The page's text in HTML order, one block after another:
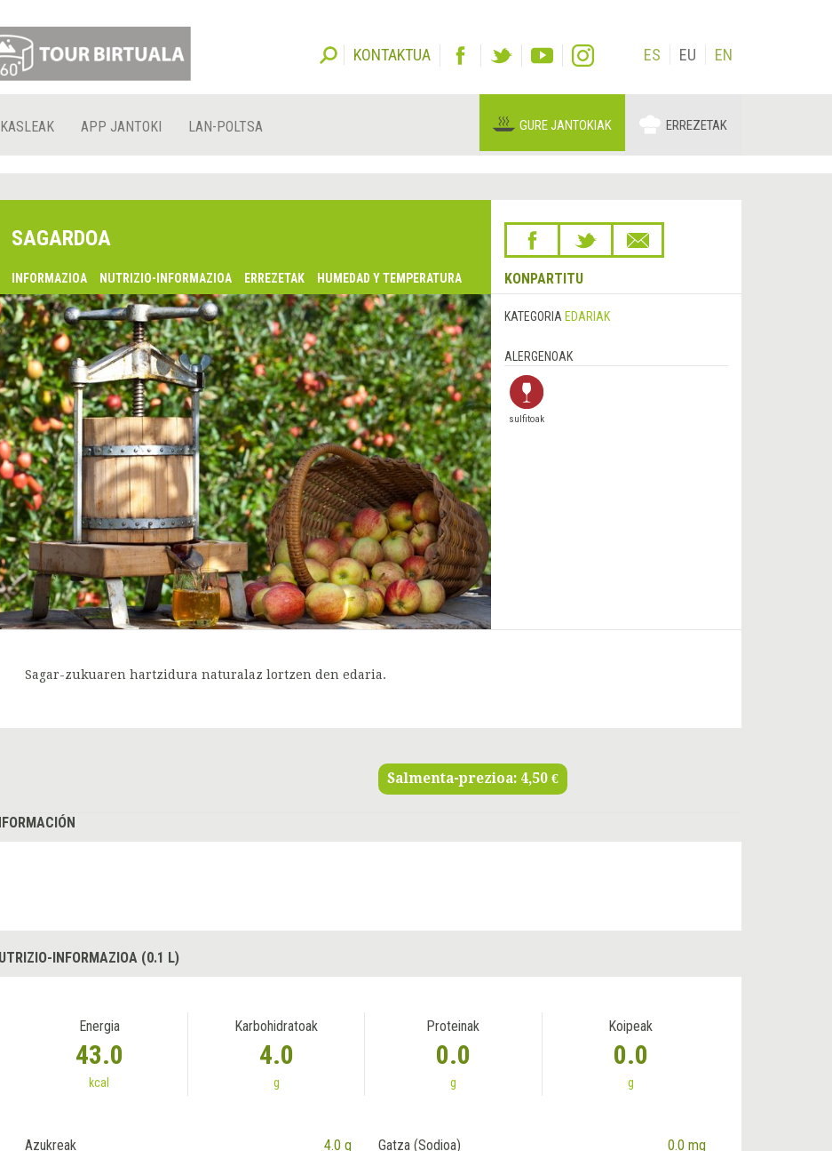
KONTAKTUA ES EU EN
APP JANTOKI LAN-POLTSA GURE JANTOKIAK ERREZETAK
SAGARDOA
INFORMAZIOA NUTRIZIO-INFORMAZIOA ERREZETAK HUMEDAD Y TEMPERATURA KONPARTITU
KATEGORIA EDARIAK
ALERGENOAK
sulfitoak
Sagar-zukuaren hartzidura naturalaz lortzen den edaria.
Salmenta-prezioa: 4,50 €
INFORMAZIOA (0.1 L)
Energia
43.0
kcal
Karbohidratoak
4.0
g
Proteinak
0.0
g
Koipeak
0.0
g
Azukreak 4.0 g Gatza (Sodioa)
0.0 mg